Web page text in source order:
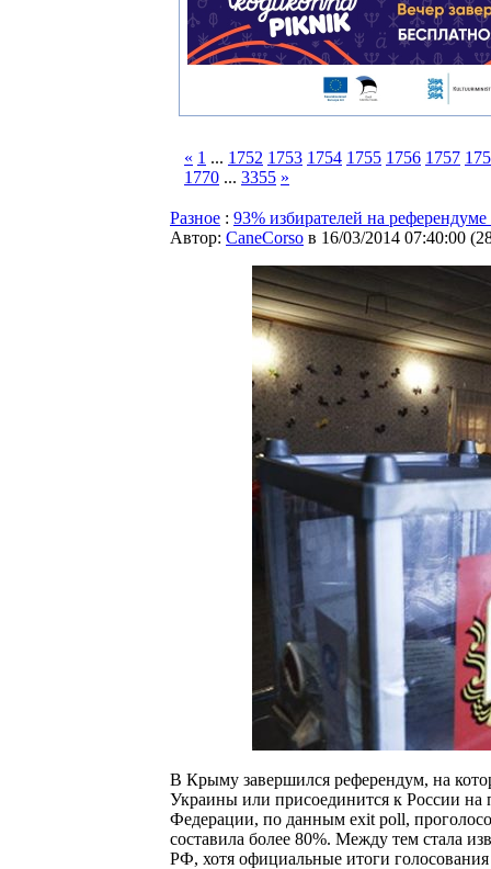
« 1 ... 1752 1753 1754 1755 1756 1757
1770 ... 3355 »
Разное : 93% избирателей на
Автор: CaneCorso в 16/03/2014 07:40:00 (
В Крыму завершился референдум, на
Украины или присоединится к России на
Федерации, по данным exit poll,
составила более 80%. Между тем стала
РФ, хотя официальные итоги